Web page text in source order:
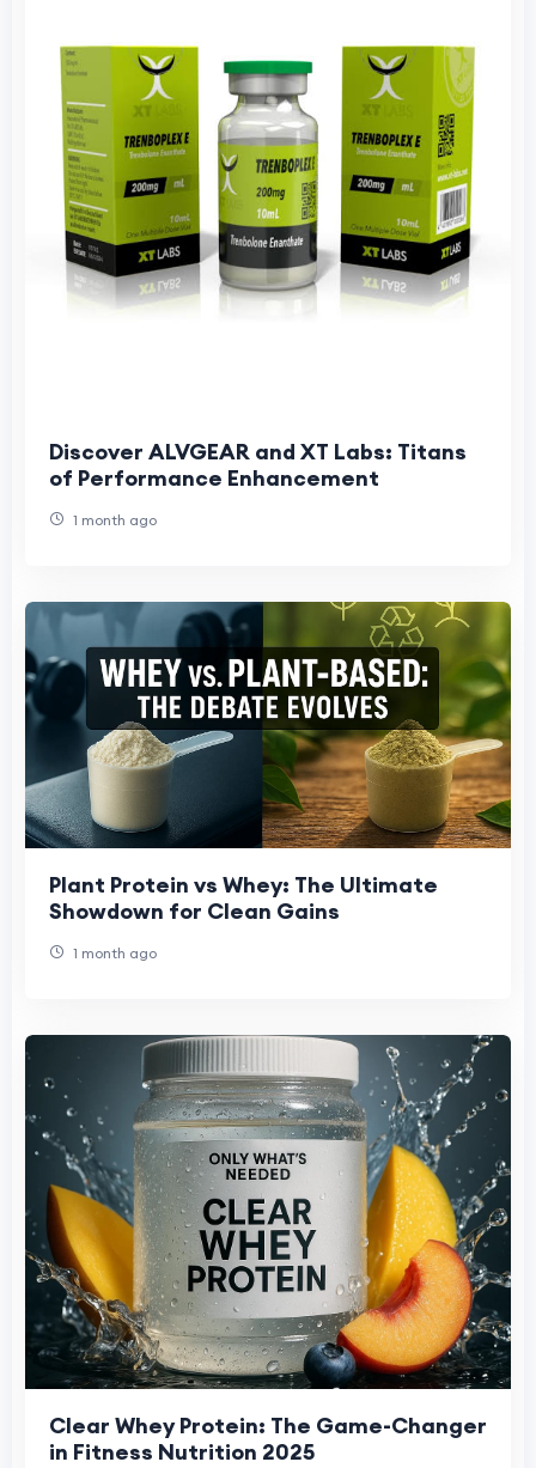
Discover ALVGEAR and XT Labs: Titans
of Performance Enhancement
1 month ago
Plant Protein vs Whey: The Ultimate
Showdown for Clean Gains
1 month ago
Clear Whey Protein: The Game-Changer
in Fitness Nutrition 2025